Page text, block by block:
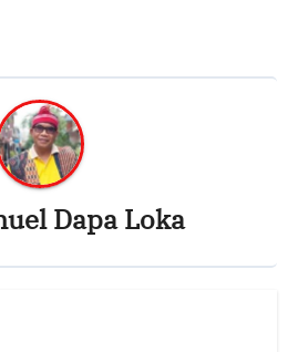
Dapa Loka